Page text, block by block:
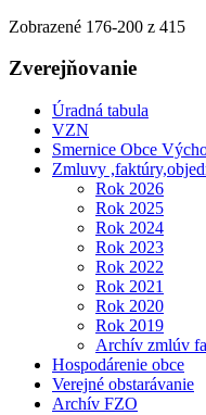
Zobrazené 176-200 z 415
Zverejňovanie
Úradná tabula
VZN
Smernice Obce
Zmluvy
Rok 2026
Rok 2025
Rok 2024
Rok 2023
Rok 2022
Rok 2021
Rok 2020
Rok 2019
Archív zmlúv
Hospodárenie obce
Verejné obstarávanie
Archív FZO